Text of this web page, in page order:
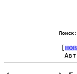
Поиск: